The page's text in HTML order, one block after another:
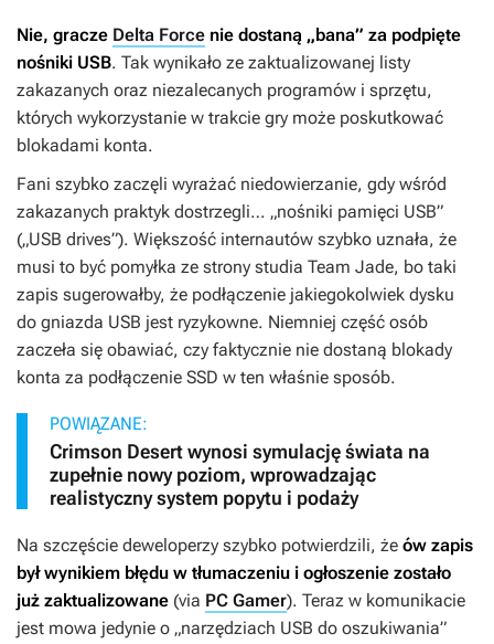
Nie, gracze Delta Force nie dostaną „bana” za podpięte
nośniki USB. Tak wynikało ze zaktualizowanej listy
zakazanych oraz niezalecanych programów i sprzętu,
których wykorzystanie w trakcie gry może poskutkować
blokadami konta.
Fani szybko zaczęli wyrażać niedowierzanie, gdy wśród
zakazanych praktyk dostrzegli… „nośniki pamięci USB”
(„USB drives”). Większość internautów szybko uznała, że
musi to być pomyłka ze strony studia Team Jade, bo taki
zapis sugerowałby, że podłączenie jakiegokolwiek dysku
do gniazda USB jest ryzykowne. Niemniej część osób
zaczeła się obawiać, czy faktycznie nie dostaną blokady
konta za podłączenie SSD w ten właśnie sposób.
POWIĄZANE:
Crimson Desert wynosi symulację świata na
zupełnie nowy poziom, wprowadzając
realistyczny system popytu i podaży
Na szczęście deweloperzy szybko potwierdzili, że ów zapis
był wynikiem błędu w tłumaczeniu i ogłoszenie zostało
już zaktualizowane (via PC Gamer). Teraz w komunikacie
jest mowa jedynie o „narzędziach USB do oszukiwania”